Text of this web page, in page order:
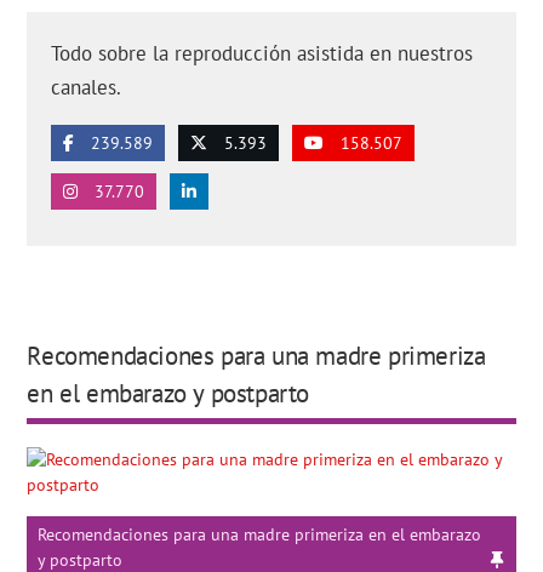
Todo sobre la reproducción asistida en nuestros
canales.
239.589 5.393 158.507
37.770
Recomendaciones para una madre primeriza
en el embarazo y postparto
Recomendaciones para una madre primeriza en el embarazo
y postparto